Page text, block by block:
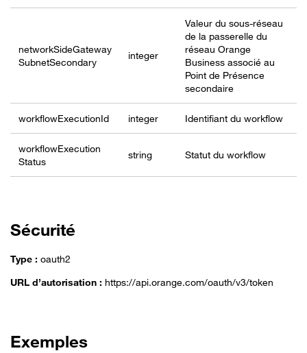
networkSideGateway
SubnetSecondary
integer
Valeur du sous-réseau
de la passerelle du
réseau Orange
Business associé au
Point de Présence
secondaire
workflowExecutionId integer Identifiant du workflow
workflowExecution
Status
string Statut du workflow
Sécurité
Type : oauth2
URL d’autorisation : https://api.orange.com/oauth/v3/token
Exemples